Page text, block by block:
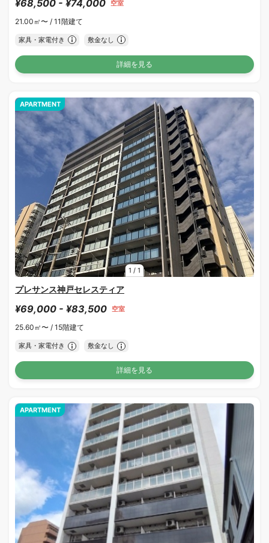
¥68,500 - ¥74,000 空室
21.00㎡〜 / 11階建て
家具・家電付き 敷金なし
詳細を見る
1 / 1
APARTMENT
プレサンス神戸セレスティア
¥69,000 - ¥83,500 空室
25.60㎡〜 / 15階建て
家具・家電付き 敷金なし
詳細を見る
APARTMENT